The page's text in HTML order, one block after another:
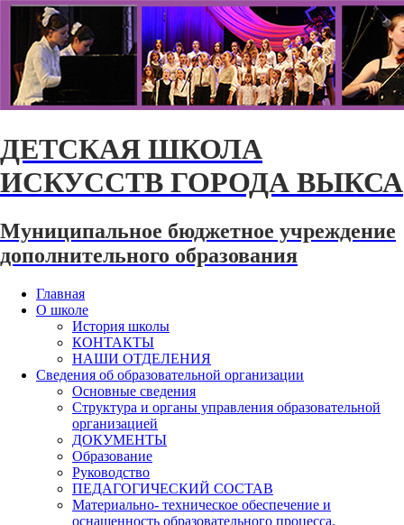
ДЕТСКАЯ ШКОЛА
ИСКУССТВ ГОРОДА ВЫКСА
Муниципальное бюджетное учреждение
дополнительного образования
Главная
О школе
История школы
КОНТАКТЫ
НАШИ ОТДЕЛЕНИЯ
Сведения об образовательной организации
Основные сведения
Структура и органы управления образовательной
организацией
ДОКУМЕНТЫ
Образование
Руководство
ПЕДАГОГИЧЕСКИЙ СОСТАВ
Материально- техническое обеспечение и
оснащенность образовательного процесса.